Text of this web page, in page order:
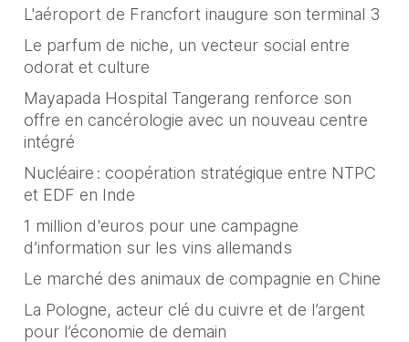
L'aéroport de Francfort inaugure son terminal 3
Le parfum de niche, un vecteur social entre
odorat et culture
Mayapada Hospital Tangerang renforce son
offre en cancérologie avec un nouveau centre
intégré
Nucléaire : coopération stratégique entre NTPC
et EDF en Inde
1 million d'euros pour une campagne
d’information sur les vins allemands
Le marché des animaux de compagnie en Chine
La Pologne, acteur clé du cuivre et de l’argent
pour l’économie de demain